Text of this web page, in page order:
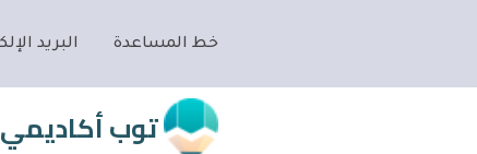
خط المساعدة البريد
توب أكاديمي